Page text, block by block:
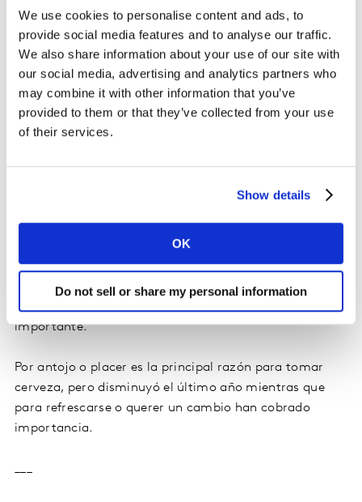
We use cookies to personalise content and ads, to
provide social media features and to analyse our traffic.
We also share information about your use of our site with
our social media, advertising and analytics partners who
may combine it with other information that you’ve
provided to them or that they’ve collected from your use
of their services.
Show details
OK
Do not sell or share my personal information
veces que tomaron esta bebida. Se observó una
migración en cuanto a los días de consumo en casa, ya
que mientras que en los viernes se contrae, los sábados
es cuando más se disfruta de esta bebida.
“La noche fue el momento del día donde más se
crecieron las ocasiones en las cuales se lleva la cerveza
casa de un amigo o familiar,” comentó Adrián Ávalos,
Manager en Kantar México.
Las ocasiones más grandes, donde están cinco o más
personas crece, siguiendo la tendencia de que al haber
más personas dentro de casa se vuelve más
importante.
Por antojo o placer es la principal razón para tomar
cerveza, pero disminuyó el último año mientras que
para refrescarse o querer un cambio han cobrado
importancia.